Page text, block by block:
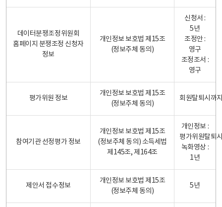
데이터분쟁조정위원회
홈페이지 분쟁조정 신청자
정보
개인정보 보호법 제15조
(정보주체 동의)
신청서 :
5년
조정안 :
영구
조정조서 :
영구
평가위원 정보
개인정보 보호법 제15조
(정보주체 동의)
회원탈퇴시까
참여기관 선정평가 정보
개인정보 보호법 제15조
(정보주체 동의) 소득세법
제145조, 제164조
개인정보 :
평가위원탈퇴
녹화영상 :
1년
제안서 접수정보
개인정보 보호법 제15조
(정보주체 동의)
5년